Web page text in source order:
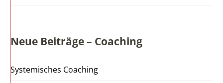
Neue Beiträge – Coaching
Systemisches Coaching